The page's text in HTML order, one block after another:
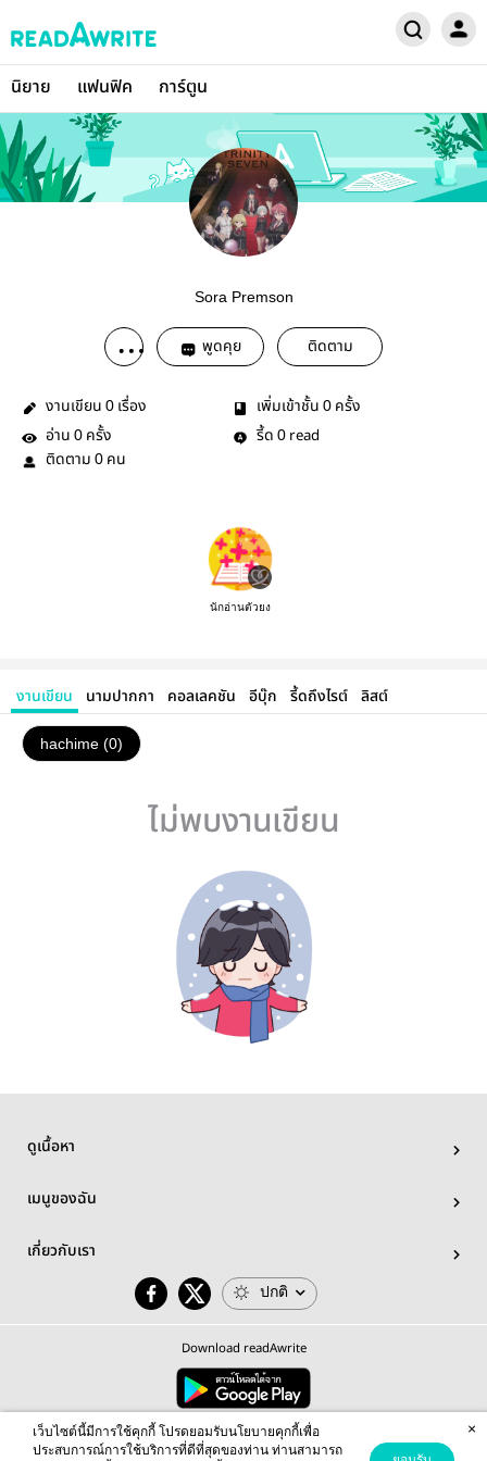
นิยาย แฟนฟิค การ์ตูน
Sora Premson
พูดคุย ติดตาม
งานเขียน 0 เรื่อง เพิ่มเข้าชั้น 0 ครั้ง
อ่าน 0 ครั้ง รี้ด 0 read
ติดตาม 0 คน
นักอ่านตัวยง
งานเขียน นามปากกา คอลเลคชัน อีบุ๊ก รี้ดถึงไรต์ ลิสต์
hachime (0)
ไม่พบงานเขียน
ดูเนื้อหา
เมนูของฉัน
เกี่ยวกับเรา
ปกติ
Download readAwrite
© 2026 readAwrite.com by MEB Corporation Public Company Limited
This site is protected by reCAPTCHA and the Google Privacy Policy Terms of Serviceapply.
เว็บไซต์นี้มีการใช้คุกกี้ โปรดยอมรับนโยบายคุกกี้เพื่อ
ประสบการณ์การใช้บริการที่ดีที่สุดของท่าน ท่านสามารถ
×